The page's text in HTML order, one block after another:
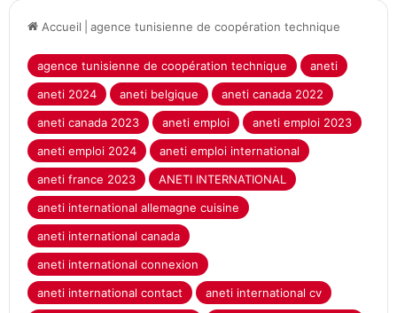
Accueil agence tunisienne de coopération technique
agence tunisienne de coopération technique
aneti
aneti 2024
aneti belgique
aneti canada 2022
aneti canada 2023
aneti emploi
aneti emploi 2023
aneti emploi 2024
aneti emploi international
aneti france 2023
ANETI INTERNATIONAL
aneti international allemagne cuisine
aneti international canada
aneti international connexion
aneti international contact
aneti international cv